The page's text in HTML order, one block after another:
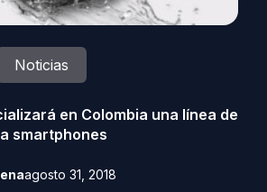
Noticias
en Colombia una línea de
smartphones
agosto 31, 2018